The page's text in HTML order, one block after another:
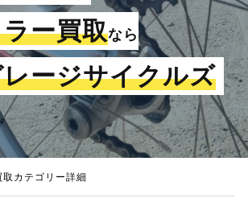
ー買取なら
ージサイクルズ
取カテゴリー詳細